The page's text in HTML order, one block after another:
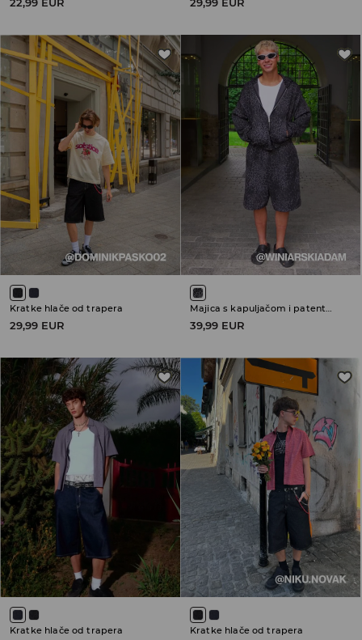
Kratke hlače od trapera
29,99 EUR 39,99 EUR
Kratke hlače od trapera Kratke hlače od trapera